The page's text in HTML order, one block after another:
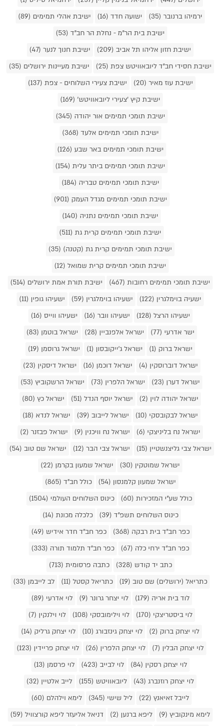
ירמיהו ברנובר (35)
ישועה חדד (16)
ישיבת אהלי תמימים (89)
ישיבת בית הר"מ - נחלת הר חב"ד (53)
ישיבת חזון אליהו תל אביב (209)
ישיבת חנוך לנער (47)
ישיבת חסידי חב"ד ליובאוויטש צפת (25)
ישיבת מעיינות ירושלים (35)
ישיבת עוז מאיר (20)
ישיבת צעירי השלוחים - צפת (137)
ישיבת קיץ 'צעירי ליובאוויטש' (169)
ישיבת תומכי תמימים אור יהודה (345)
ישיבת תומכי תמימים אלעד (368)
ישיבת תומכי תמימים באר שבע (126)
ישיבת תומכי תמימים ביתר עלית (154)
ישיבת תומכי תמימים טבריה (184)
ישיבת תומכי תמימים מגדל העמק (901)
ישיבת תומכי תמימים נתניה (140)
ישיבת תומכי תמימים קרית גת (511)
ישיבת תומכי תמימים קרית גת (קטנה) (35)
ישיבת תומכי תמימים קרית שמואל (12)
ישיבת תומכי תמימים רחובות (467)
ישיבת תורת אמת ירושלים (514)
ישעיה בוימלגרין (122)
ישעיהו בוימלגרין (59)
ישעיהו גופין (11)
ישעיהו הרצל (128)
ישעיהו וובר (16)
ישעיהו ווייס (16)
ישר אדרעי (77)
ישראל אלפנביין (28)
ישראל בוטמן (83)
ישראל ברוק (1)
ישראל ג'ייקובסון (1)
ישראל גרוסמן (19)
ישראל דוברוסקין (4)
ישראל דוכמן (16)
ישראל דיסקין (23)
ישראל דערן (23)
ישראל הלפרין (73)
ישראל הרשקוביץ (53)
ישראל יהודה לוין (2)
ישראל יוסף הנדל (51)
ישראל כץ (80)
ישראל לבקובסקי (10)
ישראל לייבוב (39)
ישראל לנדא (18)
ישראל נח בליניצקי (6)
ישראל נח וויכנין (9)
ישראל פבזנר (2)
ישראל צבי גליצנשטיין (15)
ישראל צבי הבר (12)
ישראל שם טוב (54)
ישראל שמוטקין (30)
ישראל שמעון בקרמן (22)
ישראל שמעון קלמנסון (54)
כולל חב"ד (865)
כולל שע"י המזכירות (60)
כינוס השלוחים העולמי (1504)
כינוס השלוחים תשפ"ד (39)
כלכלה מכונת (14)
כפר חב"ד בית רבקה (368)
כפר חב"ד חדר אידיש (49)
כפר חב"ד ירחי כלה (67)
כפר חב"ד תלמוד תורה (333)
כתב יד קודש (328)
כתבה פרסומית (713)
כתריאל (ירושלים) שם טוב (19)
כתריאל קסטל (11)
לב לייבמן (33)
לוד בית אריה (179)
לוי יצחר גרונר (9)
לוי אדרעי (89)
לוי ביסטריצקי (170)
לוי וילימובסקי (108)
לוי וילנקין (7)
לוי יצחק ברוק (2)
לוי יצחק גינזבורג (10)
לוי יצחק גרליק (14)
לוי יצחק הבלין (7)
לוי יצחק הלפרין (26)
לוי יצחק פריידין (123)
לוי יצחק רסקין (84)
לוי לבייב (423)
לוי פרסמן (13)
לוי יצחק רוזנברג (43)
ליובאוויטש (155)
לייב אלטיין (32)
לייבל זאיאנץ (22)
ליל שישי (345)
לימא וילהלם (60)
לימא מינקוביץ (9)
ליפא ברנען (2)
דניאל אליעזר ליפא קורצוויל (59)